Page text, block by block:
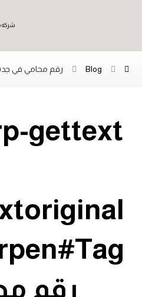
Blog رقم محامي في
gettext
رقم